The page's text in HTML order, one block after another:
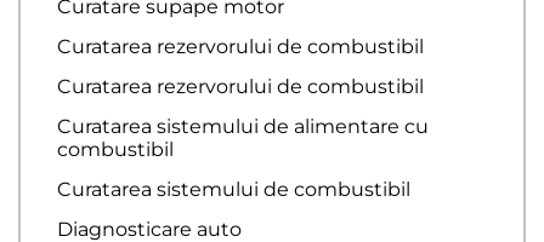
Curatare supape motor
Curatarea rezervorului de combustibil
Curatarea rezervorului de combustibil
Curatarea sistemului de alimentare cu
combustibil
Curatarea sistemului de combustibil
Diagnosticare auto